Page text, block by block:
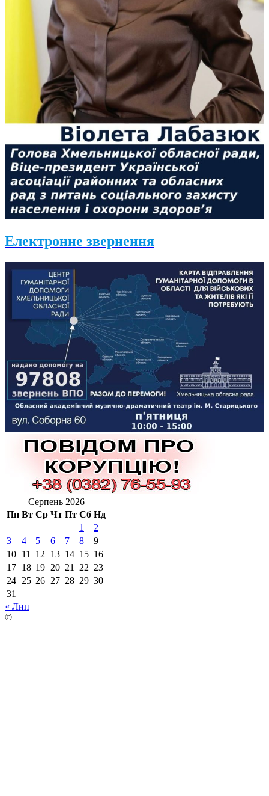
Електронне звернення
Серпень 2026
Пн Вт Ср Чт Пт Сб Нд
1
2
3
4 5 6 7 8
9
10 11 12 13 14 15 16
17 18 19 20 21 22 23
24 25 26 27 28 29 30
31
« Лип
©